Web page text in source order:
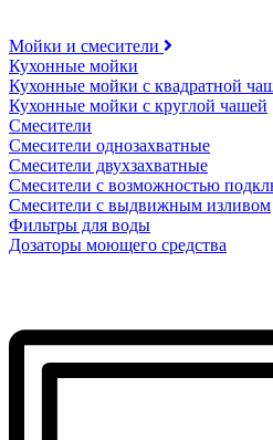
Мойки и смесители
Кухонные мойки
Кухонные мойки с квадратной
Кухонные мойки с круглой чашей
Смесители
Смесители однозахватные
Смесители двухзахватные
Смесители с возможностью
Смесители с выдвижным изливом
Фильтры для воды
Дозаторы моющего средства